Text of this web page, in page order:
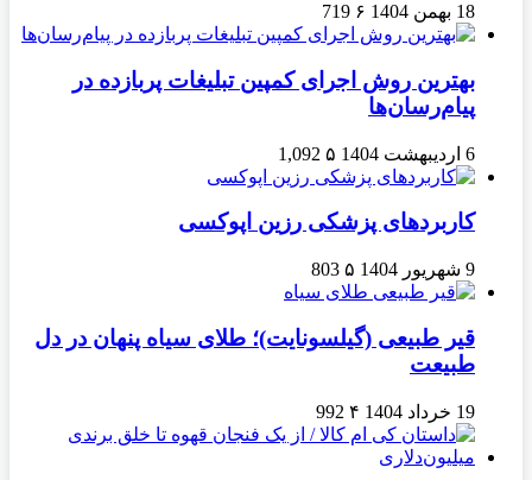
18 بهمن 1404 ۶ 719
بهترین روش اجرای کمپین تبلیغات پربازده در
پیام‌رسان‌ها
6 اردیبهشت 1404 ۵ 1,092
کاربردهای پزشکی رزین اپوکسی
9 شهریور 1404 ۵ 803
قیر طبیعی (گیلسونایت)؛ طلای سیاه پنهان در دل
طبیعت
19 خرداد 1404 ۴ 992